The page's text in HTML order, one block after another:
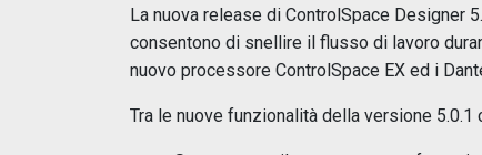
La nuova release di ControlSpace Designer
consentono di snellire il flusso di lavoro
nuovo processore ControlSpace EX ed i
Tra le nuove funzionalità della versione 5.0.1